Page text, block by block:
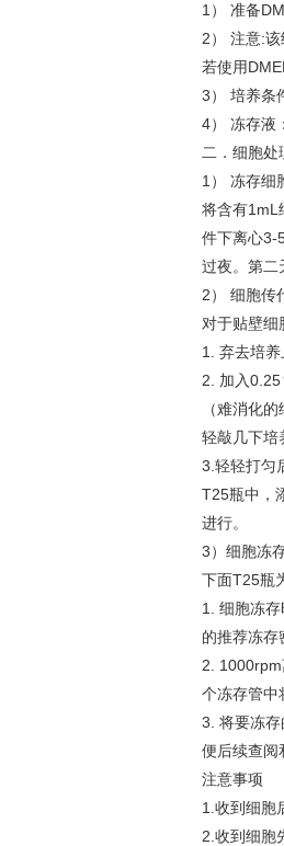
1） 准备
2） 注意:
若使用
3） 培养条
4） 冻存液
二．细胞处
1） 冻存细
将含有1mL
件下离心3-
过夜。第二
2） 细胞传
对于贴壁细
1. 弃去培
2. 加入
（难消化
轻敲几下培
3.轻轻打匀
T25瓶中，
进行。
3）细胞冻
下面T25瓶
1. 细胞冻
的推荐冻
2.
个冻存管中
3. 将要冻
便后续查阅
注意事项
1.收到细胞
2.收到细胞